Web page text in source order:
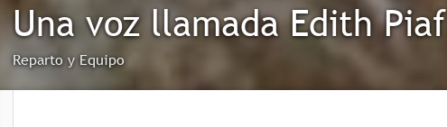
Una voz llamada Edith Piaf
Reparto y Equipo